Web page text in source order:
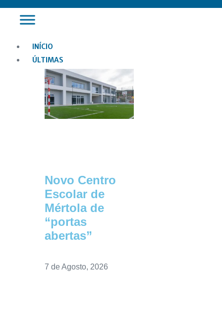
INÍCIO
ÚLTIMAS
Novo Centro
Escolar de
Mértola de
“portas
abertas”
7 de Agosto, 2026